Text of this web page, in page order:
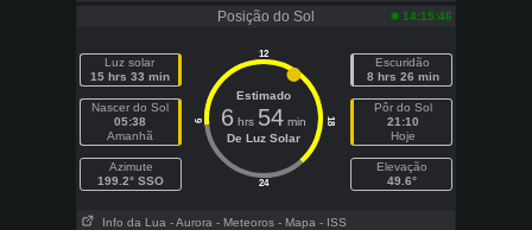
Posição do Sol 14:15:46
Luz solar
15 hrs 33 min
Nascer do Sol
05:38
Amanhã
Azimute
199.2° SSO
12
24
6 18
Estimado
6 hrs 54 min
De Luz Solar
Escuridão
8 hrs 26 min
Pôr do Sol
21:10
Hoje
Elevação
49.6°
Info da Lua - Aurora - Meteoros - Mapa - ISS